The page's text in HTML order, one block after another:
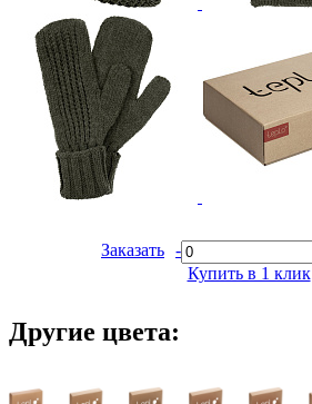
Заказать -
Купить в 1 клик
Другие цвета: